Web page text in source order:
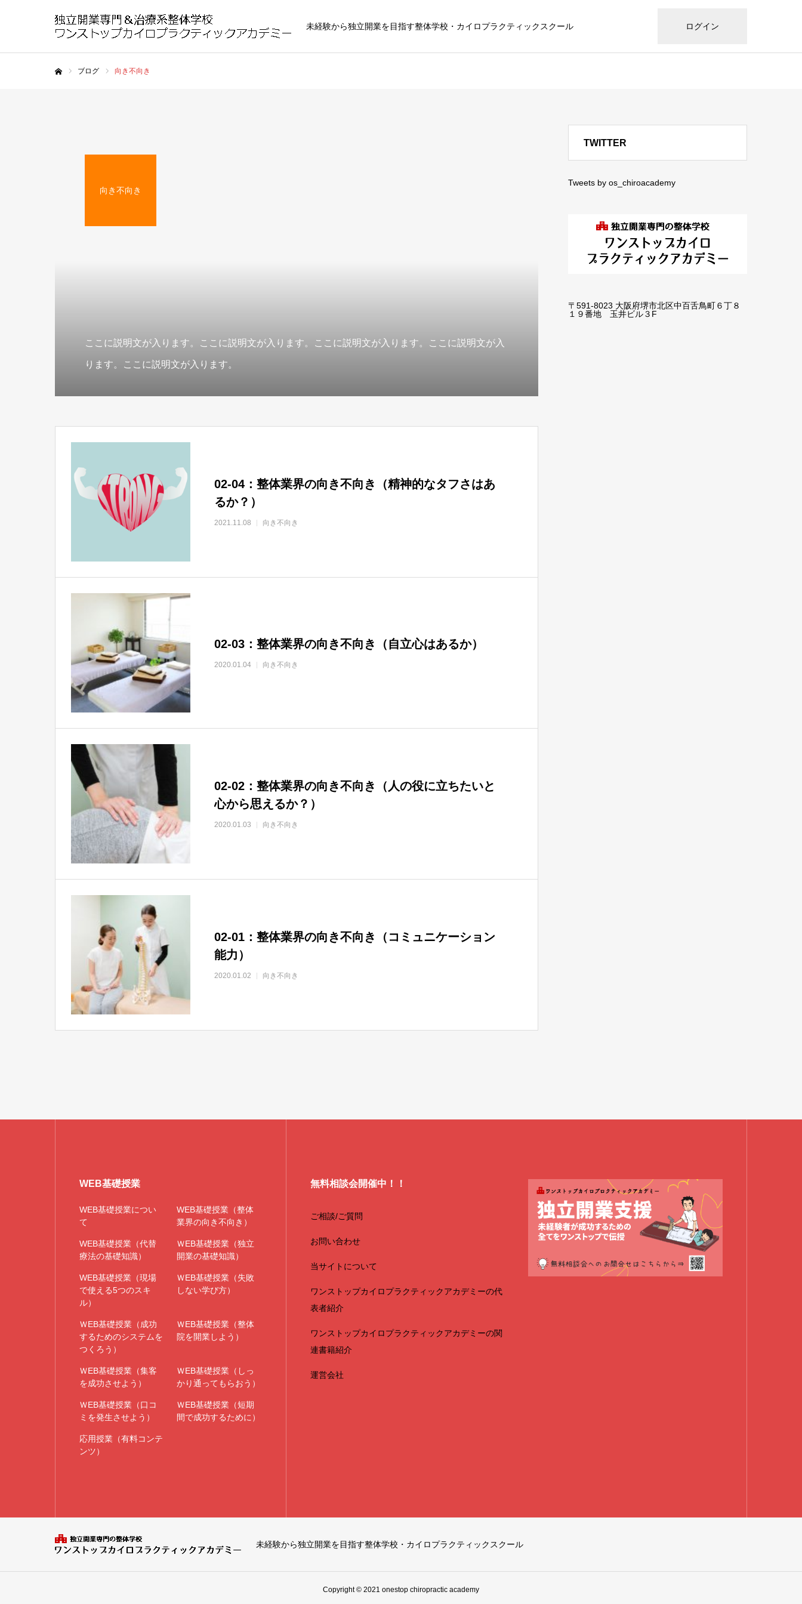
未経験から独立開業を目指す整体学校・カイロプラクティックスクール ログイン
ブログ 向き不向き
向き不向き
ここに説明文が入ります。ここに説明文が入ります。ここに説明文が入ります。ここに説明文が入
ります。ここに説明文が入ります。
02-04：整体業界の向き不向き（精神的なタフさはあ
るか？）
2021.11.08 向き不向き
02-03：整体業界の向き不向き（自立心はあるか）
2020.01.04 向き不向き
02-02：整体業界の向き不向き（人の役に立ちたいと
心から思えるか？）
2020.01.03 向き不向き
02-01：整体業界の向き不向き（コミュニケーション
能力）
2020.01.02 向き不向き
TWITTER
Tweets by os_chiroacademy
〒591-8023 大阪府堺市北区中百舌鳥町６丁８
１９番地 玉井ビル３F
WEB基礎授業
WEB基礎授業につい
て
WEB基礎授業（整体
業界の向き不向き）
WEB基礎授業（代替
療法の基礎知識）
ＷEB基礎授業（独立
開業の基礎知識）
WEB基礎授業（現場
で使える5つのスキ
ル）
ＷEB基礎授業（失敗
しない学び方）
ＷEB基礎授業（成功
するためのシステムを
つくろう）
ＷEB基礎授業（整体
院を開業しよう）
ＷEB基礎授業（集客
を成功させよう）
ＷEB基礎授業（しっ
かり通ってもらおう）
ＷEB基礎授業（口コ
ミを発生させよう）
ＷEB基礎授業（短期
間で成功するために）
応用授業（有料コンテ
ンツ）
無料相談会開催中！！
ご相談/ご質問
お問い合わせ
当サイトについて
ワンストップカイロプラクティックアカデミーの代
表者紹介
ワンストップカイロプラクティックアカデミーの関
連書籍紹介
運営会社
未経験から独立開業を目指す整体学校・カイロプラクティックスクール
Copyright © 2021 onestop chiropractic academy